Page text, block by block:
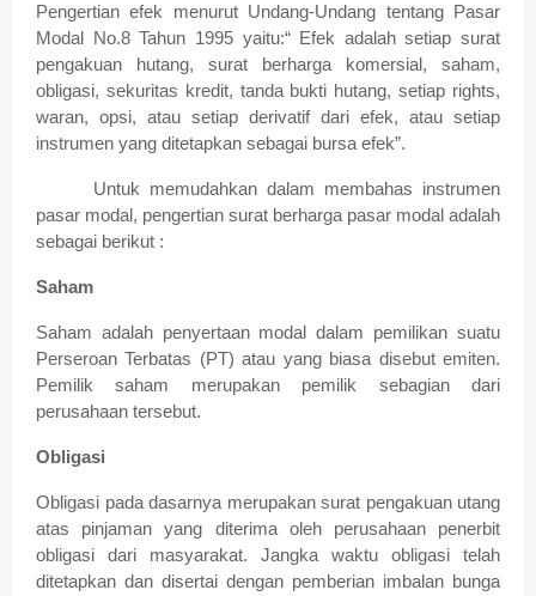
Pengertian efek menurut Undang-Undang tentang Pasar
Modal No.8 Tahun 1995 yaitu:“ Efek adalah setiap surat
pengakuan hutang, surat berharga komersial, saham,
obligasi, sekuritas kredit, tanda bukti hutang, setiap rights,
waran, opsi, atau setiap derivatif dari efek, atau setiap
instrumen yang ditetapkan sebagai bursa efek”.
Untuk memudahkan dalam membahas instrumen
pasar modal, pengertian surat berharga pasar modal adalah
sebagai berikut :
Saham
Saham adalah penyertaan modal dalam pemilikan suatu
Perseroan Terbatas (PT) atau yang biasa disebut emiten.
Pemilik saham merupakan pemilik sebagian dari
perusahaan tersebut.
Obligasi
Obligasi pada dasarnya merupakan surat pengakuan utang
atas pinjaman yang diterima oleh perusahaan penerbit
obligasi dari masyarakat. Jangka waktu obligasi telah
ditetapkan dan disertai dengan pemberian imbalan bunga